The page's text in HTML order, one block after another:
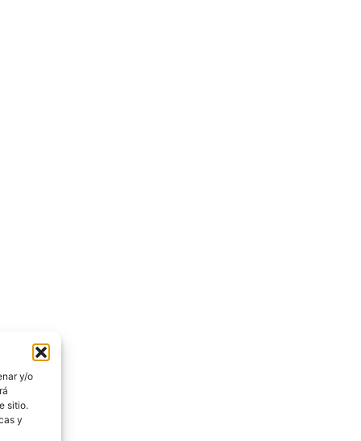
y/o
sitio.
y